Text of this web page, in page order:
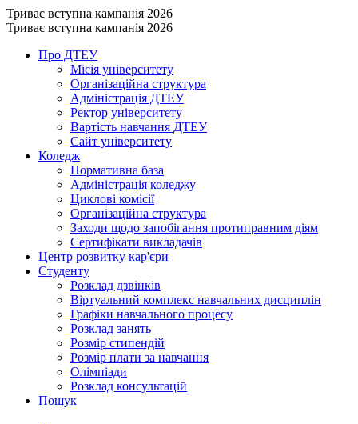
Триває вступна кампанія 2026
Триває вступна кампанія 2026
Про ДТЕУ
Місія університету
Організаційна структура
Адміністрація ДТЕУ
Ректор університету
Вартість навчання ДТЕУ
Сайт університету
Коледж
Нормативна база
Адміністрація коледжу
Циклові комісії
Організаційна структура
Заходи щодо запобігання протиправним діям
Сертифікати викладачів
Центр розвитку кар'єри
Студенту
Розклад дзвінків
Віртуальний комплекс навчальних дисциплін
Графіки навчального процесу
Розклад занять
Розмір стипендій
Розмір плати за навчання
Олімпіади
Розклад консультацій
Пошук